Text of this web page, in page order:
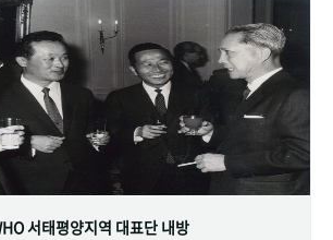
서태평양지역 대표단 내방